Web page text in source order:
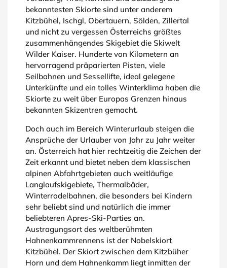
bekanntesten Skiorte sind unter anderem
Kitzbühel, Ischgl, Obertauern, Sölden, Zillertal
und nicht zu vergessen Österreichs größtes
zusammenhängendes Skigebiet die Skiwelt
Wilder Kaiser. Hunderte von Kilometern an
hervorragend präparierten Pisten, viele
Seilbahnen und Sessellifte, ideal gelegene
Unterkünfte und ein tolles Winterklima haben die
Skiorte zu weit über Europas Grenzen hinaus
bekannten Skizentren gemacht.
Doch auch im Bereich Winterurlaub steigen die
Ansprüche der Urlauber von Jahr zu Jahr weiter
an. Österreich hat hier rechtzeitig die Zeichen der
Zeit erkannt und bietet neben dem klassischen
alpinen Abfahrtgebieten auch weitläufige
Langlaufskigebiete, Thermalbäder,
Winterrodelbahnen, die besonders bei Kindern
sehr beliebt sind und natürlich die immer
beliebteren Apres-Ski-Parties an.
Austragungsort des weltberühmten
Hahnenkammrennens ist der Nobelskiort
Kitzbühel. Der Skiort zwischen dem Kitzbüher
Horn und dem Hahnenkamm liegt inmitten der